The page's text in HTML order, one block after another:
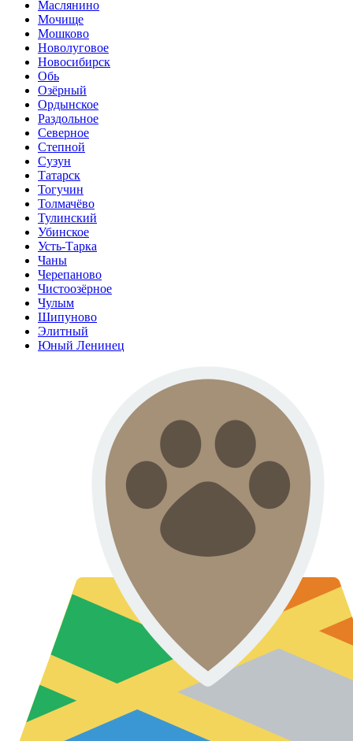
Маслянино
Мочище
Мошково
Новолуговое
Новосибирск
Обь
Озёрный
Ордынское
Раздольное
Северное
Степной
Сузун
Татарск
Тогучин
Толмачёво
Тулинский
Убинское
Усть-Тарка
Чаны
Черепаново
Чистоозёрное
Чулым
Шипуново
Элитный
Юный Ленинец